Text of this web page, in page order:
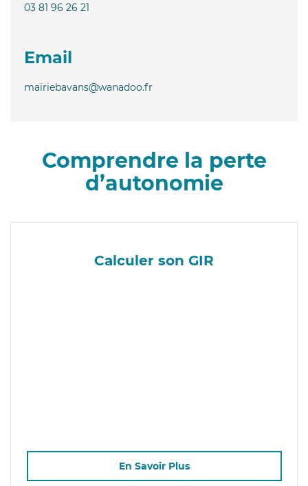
03 81 96 26 21
Email
mairiebavans@wanadoo.fr
Comprendre la perte
d’autonomie
Calculer son GIR
En Savoir Plus